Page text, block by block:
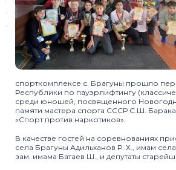
спорткомплексе с. Брагуны прошло
Республики по пауэрлифтингу
среди юношей, посвященного
памяти мастера спорта СССР С.Ш.
«Спорт против наркотиков».
В качестве гостей на соревнованиях
села Брагуны Адильханов Р. Х., имам
зам. имама Батаев Ш., и депутаты